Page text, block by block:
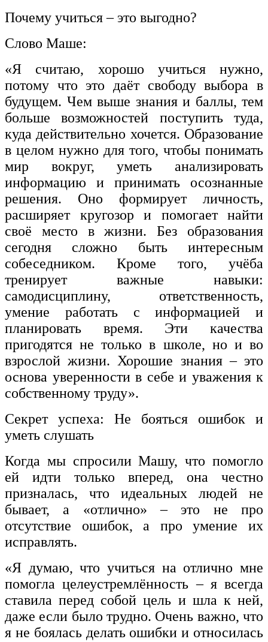
Почему учиться – это выгодно?
Слово Маше:
«Я считаю, хорошо учиться нужно,
потому что это даёт свободу выбора в
будущем. Чем выше знания и баллы, тем
больше возможностей поступить туда,
куда действительно хочется. Образование
в целом нужно для того, чтобы понимать
мир вокруг, уметь анализировать
информацию и принимать осознанные
решения. Оно формирует личность,
расширяет кругозор и помогает найти
своё место в жизни. Без образования
сегодня сложно быть интересным
собеседником. Кроме того, учёба
тренирует важные навыки:
самодисциплину, ответственность,
умение работать с информацией и
планировать время. Эти качества
пригодятся не только в школе, но и во
взрослой жизни. Хорошие знания – это
основа уверенности в себе и уважения к
собственному труду».
Секрет успеха: Не бояться ошибок и
уметь слушать
Когда мы спросили Машу, что помогло
ей идти только вперед, она честно
призналась, что идеальных людей не
бывает, а «отлично» – это не про
отсутствие ошибок, а про умение их
исправлять.
«Я думаю, что учиться на отлично мне
помогла целеустремлённость – я всегда
ставила перед собой цель и шла к ней,
даже если было трудно. Очень важно, что
я не боялась делать ошибки и относилась